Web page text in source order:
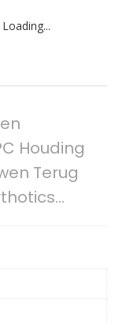
Houding
Terug